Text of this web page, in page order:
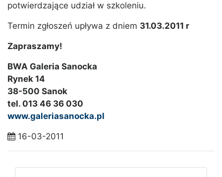
potwierdzające udział w szkoleniu.
Termin zgłoszeń upływa z dniem 31.03.2011 r
Zapraszamy!
BWA Galeria Sanocka
Rynek 14
38-500 Sanok
tel. 013 46 36 030
www.galeriasanocka.pl
16-03-2011